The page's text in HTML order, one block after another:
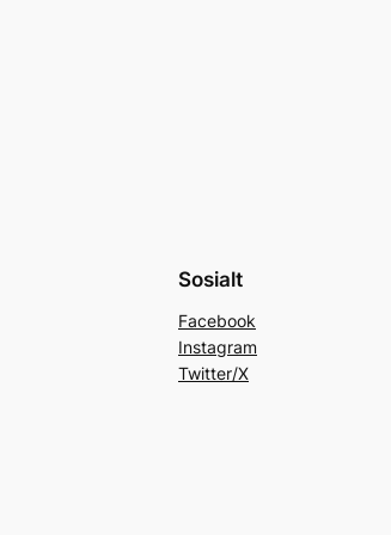
Sosialt
Facebook
Instagram
Twitter/X